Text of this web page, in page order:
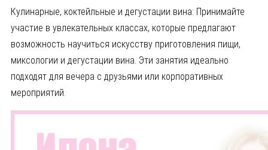
Кулинарные, коктейльные и дегустации вина: Принимайте
участие в увлекательных классах, которые предлагают
возможность научиться искусству приготовления пищи,
миксологии и дегустации вина. Эти занятия идеально
подходят для вечера с друзьями или корпоративных
мероприятий.